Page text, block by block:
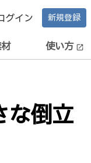
グイン 新規登録
使い方 open_in_new
倒立